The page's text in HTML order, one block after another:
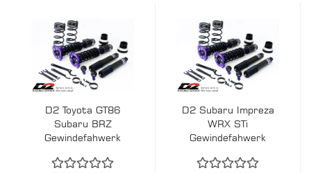
D2 Toyota GT86
Subaru BRZ
Gewindefahwerk
D2 Subaru Impreza
WRX STi
Gewindefahwerk